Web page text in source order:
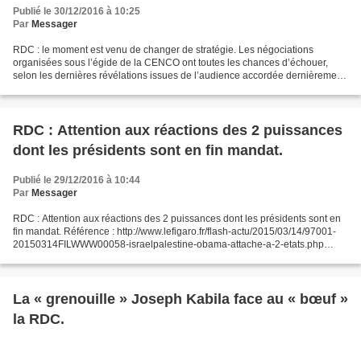
Publié le 30/12/2016 à 10:25
Par Messager
RDC : le moment est venu de changer de stratégie. Les négociations
organisées sous l’égide de la CENCO ont toutes les chances d’échouer,
selon les dernières révélations issues de l’audience accordée dernièrement
RDC : Attention aux réactions des 2 puissances
dont les présidents sont en fin mandat.
Publié le 29/12/2016 à 10:44
Par Messager
RDC : Attention aux réactions des 2 puissances dont les présidents sont en
fin mandat. Référence : http://www.lefigaro.fr/flash-actu/2015/03/14/97001-
20150314FILWWW00058-israelpalestine-obama-attache-a-2-etats.php
jacqueline-sauvage/story/21548683...
La « grenouille » Joseph Kabila face au « bœuf »
la RDC.